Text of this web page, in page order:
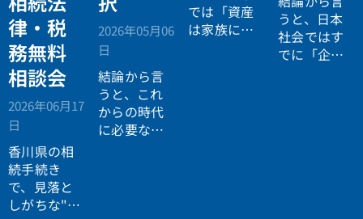
律・税
務無料
相談会
2026年06月17
日
香川県の相
続手続き
で、見落と
しがちな"落
2026年05月06
日
結論から言
うと、これ
からの時代
に必要なの
では「資産
は家族に引
うと、日本
社会ではす
でに「企業